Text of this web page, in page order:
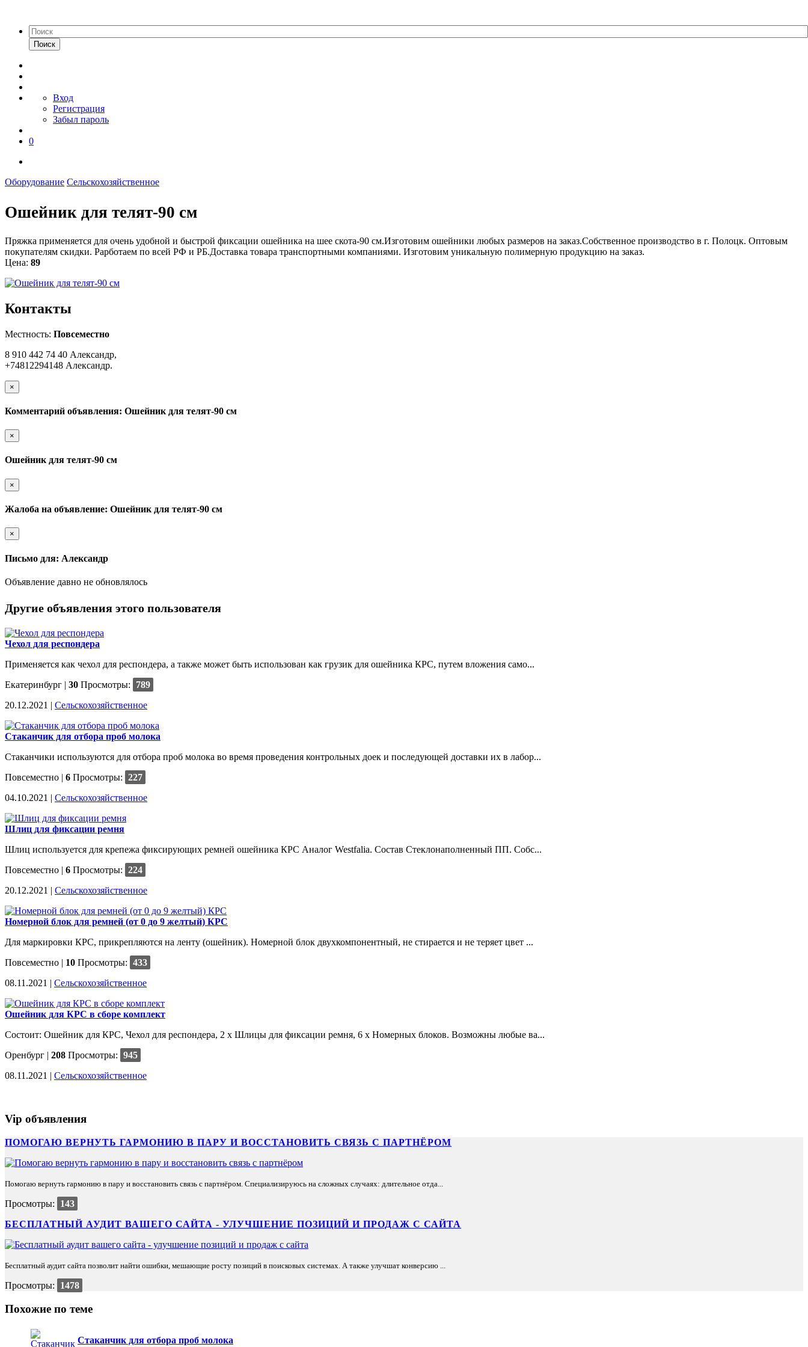
Поиск
Вход
Регистрация
Забыл пароль
0
Оборудование Сельскохозяйственное
Ошейник для телят-90 см
Пряжка применяется для очень удобной и быстрой фиксации ошейника на шее скота-90 см.Изготовим ошейники любых размеров на заказ.Собственное производство в г. Полоцк. Оптовым
покупателям скидки. Рарботаем по всей РФ и РБ.Доставка товара транспортными компаниями. Изготовим уникальную полимерную продукцию на заказ.
Цена: 89
Контакты
Местность: Повсеместно
8 910 442 74 40 Александр,
+74812294148 Александр.
×
Комментарий объявления: Ошейник для телят-90 см
×
Ошейник для телят-90 см
×
Жалоба на объявление: Ошейник для телят-90 см
×
Письмо для: Александр
Объявление давно не обновлялось
Другие объявления этого пользователя
Чехол для респондера
Применяется как чехол для респондера, а также может быть использован как грузик для ошейника КРС, путем вложения само...
Екатеринбург | 30 Просмотры:
789
20.12.2021 | Сельскохозяйственное
Cтаканчик для отбора проб молока
Cтаканчики используются для отбора проб молока во время проведения контрольных доек и последующей доставки их в лабор...
Повсеместно | 6 Просмотры: 227
04.10.2021 | Сельскохозяйственное
Шлиц для фиксации ремня
Шлиц используется для крепежа фиксирующих ремней ошейника КРС Aналог Westfalia. Состав Стеклонаполненный ПП. Собс...
Повсеместно | 6 Просмотры: 224
20.12.2021 | Сельскохозяйственное
Номерной блок для ремней (от 0 до 9 желтый) КРС
Для маркировки КРС, прикрепляются на ленту (ошейник). Номерной блок двухкомпонентный, не стирается и не теряет цвет ...
Повсеместно | 10 Просмотры: 433
08.11.2021 | Сельскохозяйственное
Ошейник для КРС в сборе комплект
Состоит: Ошейник для КРС, Чехол для респондера, 2 x Шлицы для фиксации ремня, 6 x Номерных блоков. Возможны любые ва...
Оренбург | 208 Просмотры: 945
08.11.2021 | Сельскохозяйственное
Vip объявления
ПОМОГАЮ ВЕРНУТЬ ГАРМОНИЮ В ПАРУ И ВОССТАНОВИТЬ СВЯЗЬ С ПАРТНЁРОМ
Помогаю вернуть гармонию в пару и восстановить связь с партнёром. Специализируюсь на сложных случаях: длительное отда...
Просмотры:
143
БЕСПЛАТНЫЙ АУДИТ ВАШЕГО САЙТА - УЛУЧШЕНИЕ ПОЗИЦИЙ И ПРОДАЖ С САЙТА
Бесплатный аудит сайта позволит найти ошибки, мешающие росту позиций в поисковых системах. А также улучшат конверсию ...
Просмотры: 1478
Похожие по теме
Cтаканчик для отбора проб молока